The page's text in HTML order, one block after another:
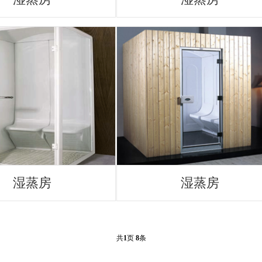
湿蒸房 湿蒸房
共1页 8条